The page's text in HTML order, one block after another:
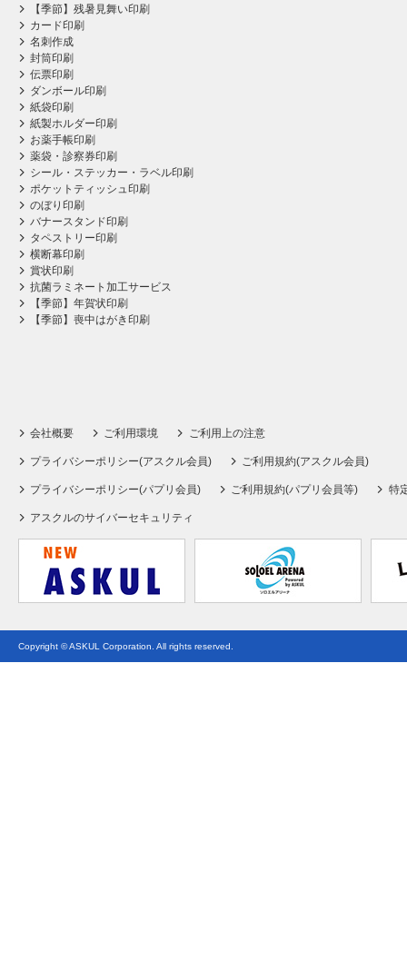
【季節】残暑見舞い印刷
カード印刷
名刺作成
封筒印刷
伝票印刷
ダンボール印刷
紙袋印刷
紙製ホルダー印刷
お薬手帳印刷
薬袋・診察券印刷
シール・ステッカー・ラベル印刷
ポケットティッシュ印刷
のぼり印刷
バナースタンド印刷
タペストリー印刷
横断幕印刷
賞状印刷
抗菌ラミネート加工サービス
【季節】年賀状印刷
【季節】喪中はがき印刷
会社概要 ご利用環境 ご利用上の注意
プライバシーポリシー(アスクル会員) ご利用規約(アスクル会員)
プライバシーポリシー(パプリ会員) ご利用規約(パプリ会員等) 特
アスクルのサイバーセキュリティ
Copyright © ASKUL Corporation. All rights reserved.